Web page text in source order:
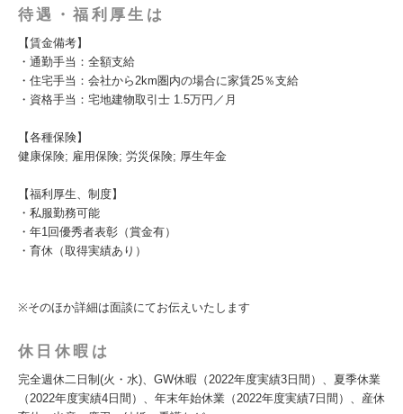
待遇・福利厚生は
【賃金備考】
・通勤手当：全額支給
・住宅手当：会社から2km圏内の場合に家賃25％支給
・資格手当：宅地建物取引士 1.5万円／月
【各種保険】
健康保険; 雇用保険; 労災保険; 厚生年金
【福利厚生、制度】
・私服勤務可能
・年1回優秀者表彰（賞金有）
・育休（取得実績あり）
※そのほか詳細は面談にてお伝えいたします
休日休暇は
完全週休二日制(火・水)、GW休暇（2022年度実績3日間）、夏季休業
（2022年度実績4日間）、年末年始休業（2022年度実績7日間）、産休